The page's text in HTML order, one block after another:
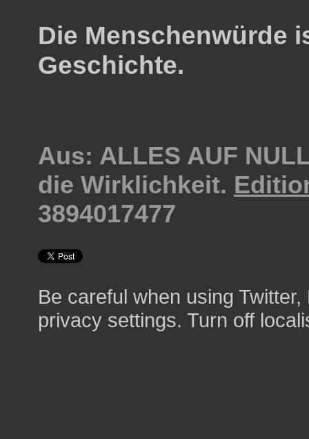
Die Menschenwürde
Geschichte.
Aus: ALLES AUF
die Wirklichkeit.
3894017477
Be careful when using
privacy settings. Turn off